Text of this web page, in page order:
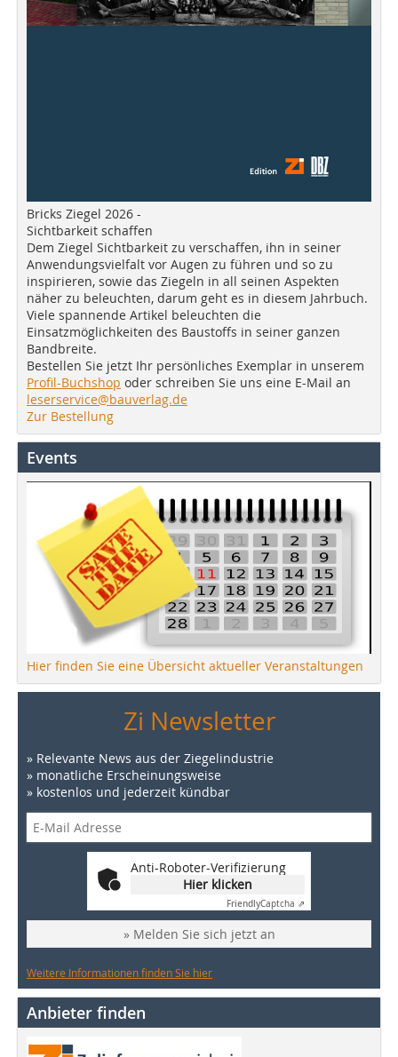
Bricks Ziegel 2026 -
Sichtbarkeit schaffen
Dem Ziegel Sichtbarkeit zu verschaffen, ihn in seiner
Anwendungsvielfalt vor Augen zu führen und so zu
inspirieren, sowie das Ziegeln in all seinen Aspekten
näher zu beleuchten, darum geht es in diesem Jahrbuch.
Viele spannende Artikel beleuchten die
Einsatzmöglichkeiten des Baustoffs in seiner ganzen
Bandbreite.
Bestellen Sie jetzt Ihr persönliches Exemplar in unserem
Profil-Buchshop oder schreiben Sie uns eine E-Mail an
leserservice@bauverlag.de
Zur Bestellung
Events
Hier finden Sie eine Übersicht aktueller Veranstaltungen
Zi Newsletter
» Relevante News aus der Ziegelindustrie
» monatliche Erscheinungsweise
» kostenlos und jederzeit kündbar
Anti-Roboter-Verifizierung
Hier klicken
FriendlyCaptcha ⇗
» Melden Sie sich jetzt an
Weitere Informationen finden Sie hier
Anbieter finden